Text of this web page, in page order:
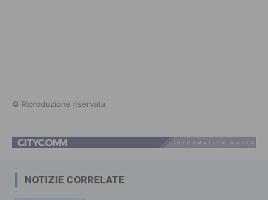
© Riproduzione riservata
NOTIZIE CORRELATE